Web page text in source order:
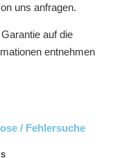
uns anfragen.
auf die
entnehmen
/ Fehlersuche